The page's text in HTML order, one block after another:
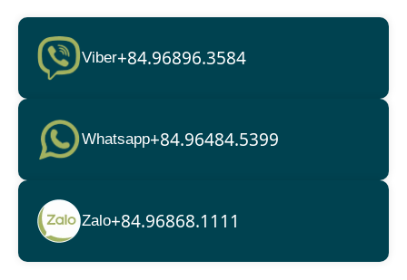
Viber+84.96896.3584
Whatsapp+84.96484.5399
Zalo+84.96868.1111